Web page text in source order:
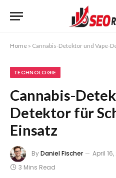
Home » Cannabis-Detektor und Vape-
TECHNOLOGIE
Cannabis-
Detektor für
Einsatz
ByDaniel Fischer April
3 Mins Read